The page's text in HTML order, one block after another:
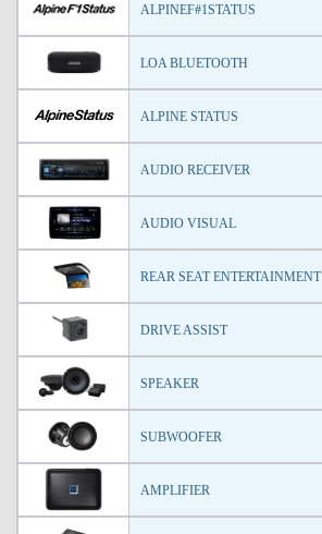
ALPINEF#1STATUS
LOA BLUETOOTH
ALPINE STATUS
AUDIO RECEIVER
AUDIO VISUAL
REAR SEAT ENTERTAINMENT
DRIVE ASSIST
SPEAKER
SUBWOOFER
AMPLIFIER